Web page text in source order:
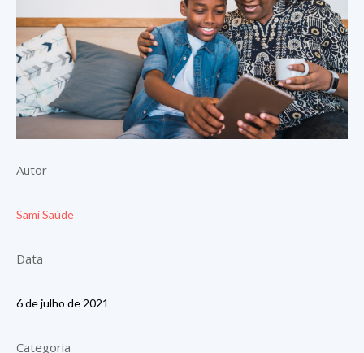
Autor
Sami Saúde
Data
6 de julho de 2021
Categoria